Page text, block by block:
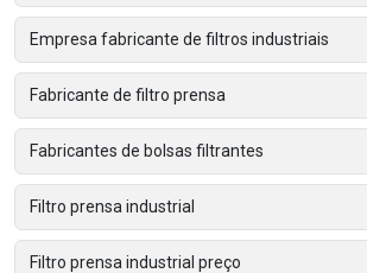
Empresa fabricante de filtros industriais
Fabricante de filtro prensa
Fabricantes de bolsas filtrantes
Filtro prensa industrial
Filtro prensa industrial preço